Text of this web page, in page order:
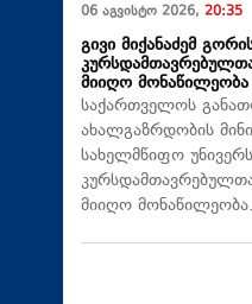
06 აგვისტო 2026, 20:35
გივი მიქანაძემ
მიიღო მონაწილეობა
საქართველოს
ახალგაზრდობის
სახელმწიფო
მიიღო მონაწილეობა.